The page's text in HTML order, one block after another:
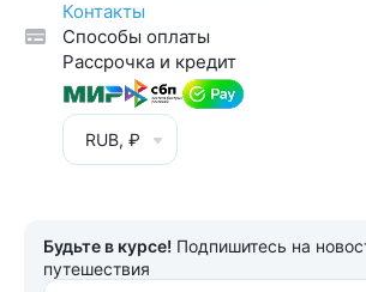
Контакты
Способы оплаты
Рассрочка и кредит
RUB, ₽
Будьте в курсе! Подпишитесь на
путешествия